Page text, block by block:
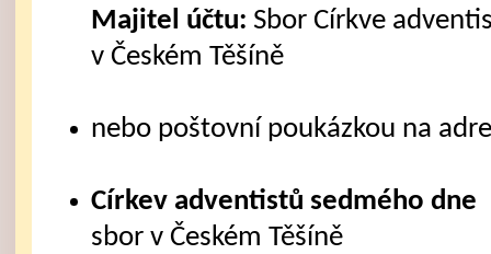
Majitel účtu: Sbor Církve
v Českém Těšíně
nebo poštovní poukázkou na
Církev adventistů sedmého dne
sbor v Českém Těšíně